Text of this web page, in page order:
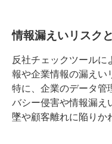
情報漏えいリスク
反社チェックツール
報や企業情報の漏えい
特に、企業のデータ管
バシー侵害や情報漏え
墜や顧客離れに陥りか